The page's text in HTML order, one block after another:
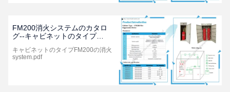
FM200消火システムのカタロ
グ--キャビネットのタイプ
キャビネットのタイプFM200の消火
system.pdf